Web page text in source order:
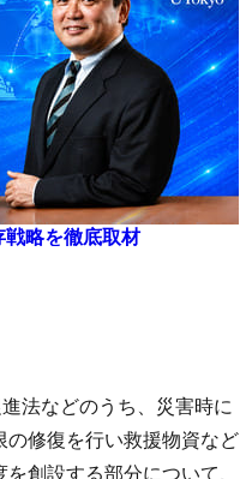
戦略を徹底取材
法などのうち、災害時に
修復を行い救援物資など
創設する部分について、